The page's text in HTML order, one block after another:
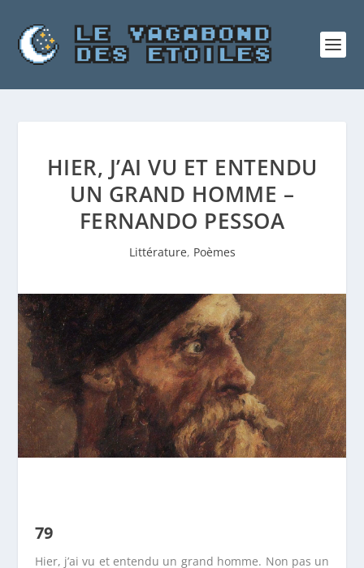
HIER, J’AI VU ET ENTENDU
UN GRAND HOMME –
FERNANDO PESSOA
Littérature, Poèmes
79
Hier, j’ai vu et entendu un grand homme. Non pas un